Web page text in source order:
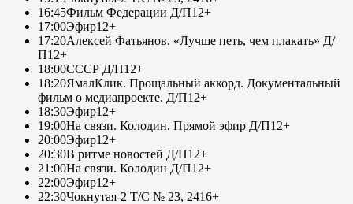
16:45Фильм Федерации Д/П12+
17:00Эфир12+
17:20Алексей Фатьянов. «Лучше петь, чем плакать» Д/
П12+
18:00СССР Д/П12+
18:20ЯмалКлик. Прощальный аккорд. Документальный
фильм о медиапроекте. Д/П12+
18:30Эфир12+
19:00На связи. Колодин. Прямой эфир Д/П12+
20:00Эфир12+
20:30В ритме новостей Д/П12+
21:00На связи. Колодин Д/П12+
22:00Эфир12+
22:30Чокнутая-2 Т/С № 23, 2416+